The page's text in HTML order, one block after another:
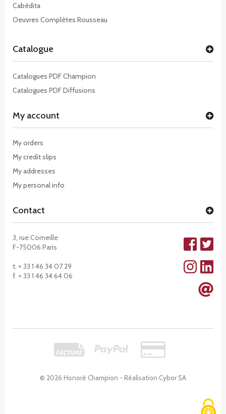
© 2026 Honoré Champion - Réalisation Cybor SA
Cabédita
Oeuvres Complètes Rousseau
Catalogue
Catalogues PDF Champion
Catalogues PDF Diffusions
My account
My orders
My credit slips
My addresses
My personal info
Contact
3, rue Corneille
F-75006 Paris
t. + 33 1 46 34 07 29
f. + 33 1 46 34 64 06